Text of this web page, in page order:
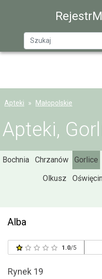
Apteki Małopolskie
Apteki,
Bochnia Chrzanów Gorlice
Olkusz
Alba
1.0/5
Rynek 19